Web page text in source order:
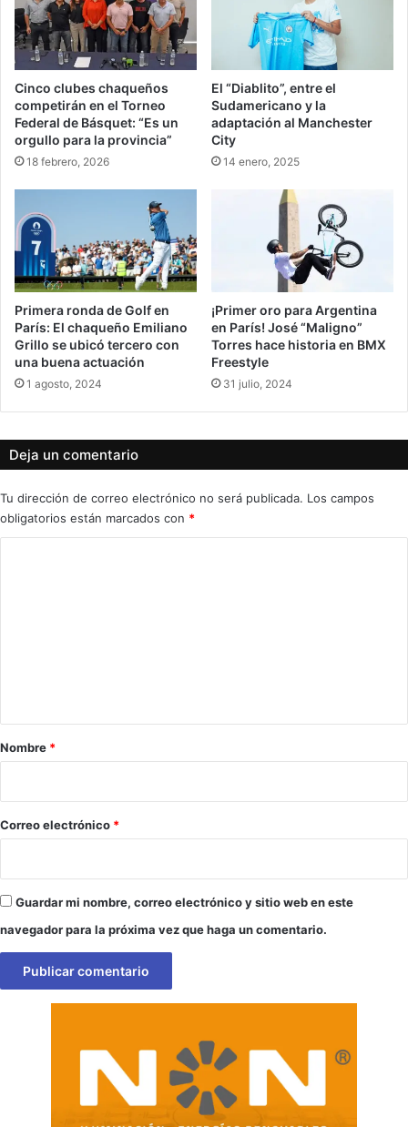
Cinco clubes chaqueños
competirán en el Torneo
Federal de Básquet: “Es un
orgullo para la provincia”
18 febrero, 2026
El “Diablito”, entre el
Sudamericano y la
adaptación al Manchester
City
14 enero, 2025
Primera ronda de Golf en
París: El chaqueño Emiliano
Grillo se ubicó tercero con
una buena actuación
1 agosto, 2024
¡Primer oro para Argentina
en París! José “Maligno”
Torres hace historia en BMX
Freestyle
31 julio, 2024
Deja un comentario
Tu dirección de correo electrónico no será publicada. Los campos
obligatorios están marcados con *
r
*
Nombre *
Correo electrónico *
Guardar mi nombre, correo electrónico y sitio web en este
navegador para la próxima vez que haga un comentario.